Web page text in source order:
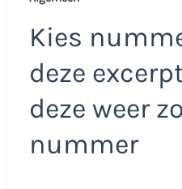
Kies
deze
deze weer
nummer